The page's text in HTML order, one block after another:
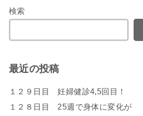
検索
最近の投稿
１２９日目 妊婦健診4,5回目！
１２８日目 25週で身体に変化が